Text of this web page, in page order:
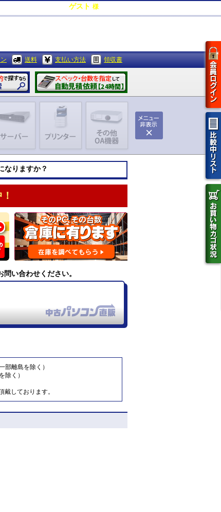
ゲスト 様
送料 支払い方法 領収書
なりますか？
い合わせください。
部離島を除く）
除く）
しております。